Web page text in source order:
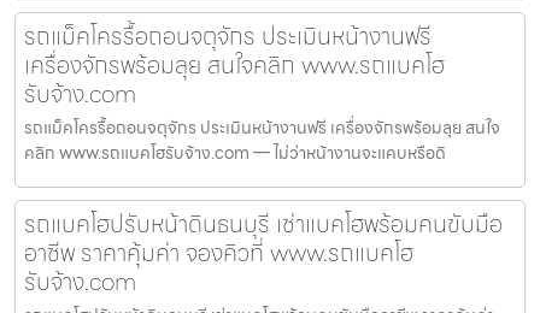
รถแม็คโครรื้อถอนจตุจักร ประเมินหน้างานฟรี
เครื่องจักรพร้อมลุย สนใจคลิก www.รถแบคโฮ
รับจ้าง.com
รถแม็คโครรื้อถอนจตุจักร ประเมินหน้างานฟรี เครื่องจักรพร้อมลุย สนใจ
คลิก www.รถแบคโฮรับจ้าง.com — ไม่ว่าหน้างานจะแคบหรือดิ
รถแบคโฮปรับหน้าดินธนบุรี เช่าแบคโฮพร้อมคนขับมือ
อาชีพ ราคาคุ้มค่า จองคิวที่ www.รถแบคโฮ
รับจ้าง.com